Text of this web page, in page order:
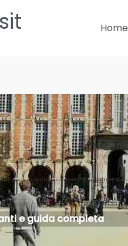
Home
e guida completa